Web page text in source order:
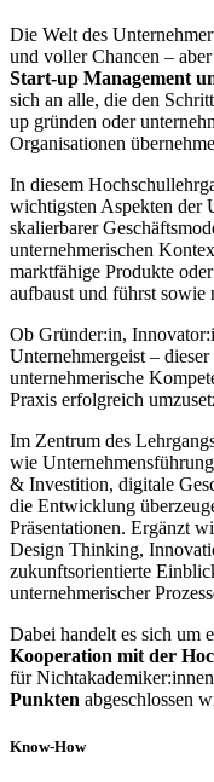
Die Welt des
und voller Chancen –
Start-up Management
sich an alle, die den
up gründen oder
Organisationen
In diesem
wichtigsten Aspekten der
skalierbarer
unternehmerischen
marktfähige Produkte
aufbaust und führst sowie
Ob Gründer:in,
Unternehmergeist –
unternehmerische
Praxis erfolgreich
Im Zentrum des
wie
& Investition, digitale
die Entwicklung
Präsentationen. Ergänzt
Design Thinking,
zukunftsorientierte
unternehmerischer
Dabei handelt es sich um
Kooperation mit der
für
Punkten abgeschlossen
Know-How